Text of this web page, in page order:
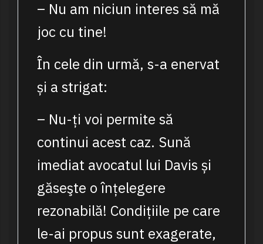
– Nu am niciun interes să mă
joc cu tine!
În cele din urmă, s-a enervat
și a strigat:
– Nu-ți voi permite să
continui acest caz. Sună
imediat avocatul lui Davis și
găseşte o înțelegere
rezonabilă! Condițiile pe care
le-ai propus sunt exagerate,